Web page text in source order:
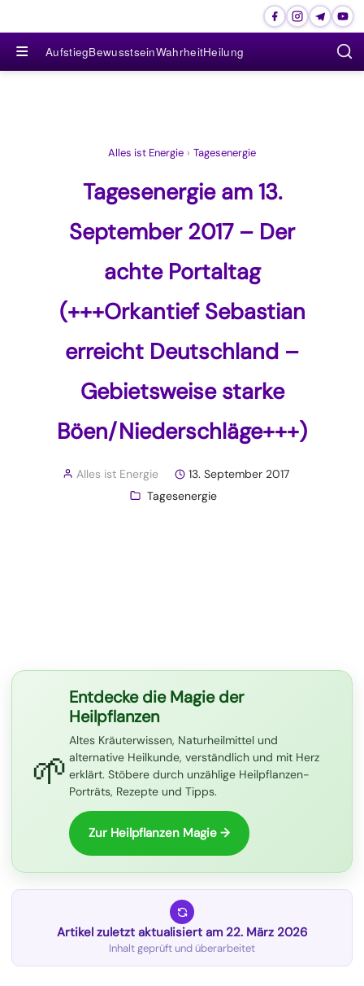
≡ AufstiegBewusstseinWahrheitHeilung
Alles ist Energie › Tagesenergie
Tagesenergie am 13.
September 2017 – Der
achte Portaltag
(+++Orkantief Sebastian
erreicht Deutschland –
Gebietsweise starke
Böen/Niederschläge+++)
Alles ist Energie
13. September 2017
Tagesenergie
🌱
Entdecke die Magie der
Heilpflanzen
Altes Kräuterwissen, Naturheilmittel und
alternative Heilkunde, verständlich und mit Herz
erklärt. Stöbere durch unzählige Heilpflanzen-
Porträts, Rezepte und Tipps.
Zur Heilpflanzen Magie →
Artikel zuletzt aktualisiert am 22. März 2026
Inhalt geprüft und überarbeitet